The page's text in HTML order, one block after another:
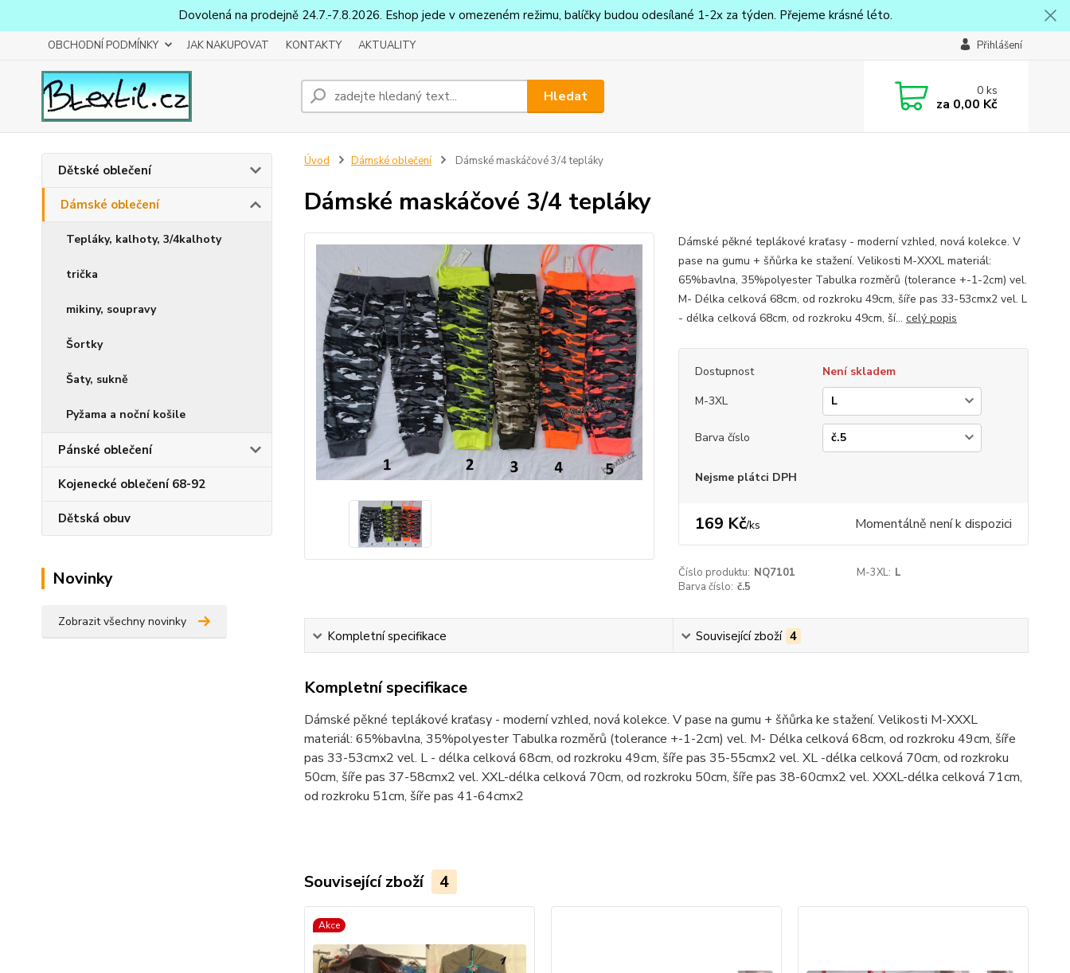
Dovolená na prodejně 24.7.-7.8.2026. Eshop jede v omezeném režimu, balíčky budou odesílané 1-2x za týden. Přejeme krásné léto.
OBCHODNÍ PODMÍNKY JAK NAKUPOVAT KONTAKTY AKTUALITY Přihlášení
Hledat 0ks
za 0,00 Kč
Dětské oblečení
Dámské oblečení
Tepláky, kalhoty, 3/4kalhoty
trička
mikiny, soupravy
Šortky
Šaty, sukně
Pyžama a noční košile
Pánské oblečení
Kojenecké oblečení 68-92
Dětská obuv
Novinky
Zobrazit všechny novinky
Úvod Dámské oblečení Dámské maskáčové 3/4 tepláky
Dámské maskáčové 3/4 tepláky
Dámské pěkné teplákové kraťasy - moderní vzhled, nová kolekce. V
pase na gumu + šňůrka ke stažení. Velikosti M-XXXL materiál:
65%bavlna, 35%polyester Tabulka rozměrů (tolerance +-1-2cm) vel.
M- Délka celková 68cm, od rozkroku 49cm, šíře pas 33-53cmx2 vel. L
- délka celková 68cm, od rozkroku 49cm, ší... celý popis
Dostupnost
Není skladem
M-3XL
Barva číslo
Nejsme plátci DPH
169 Kč/ks Momentálně není k dispozici
Číslo produktu: NQ7101 M-3XL: L
Barva číslo: č.5
Kompletní specifikace Související zboží 4
Kompletní specifikace
Dámské pěkné teplákové kraťasy - moderní vzhled, nová kolekce. V pase na gumu + šňůrka ke stažení. Velikosti M-XXXL
materiál: 65%bavlna, 35%polyester Tabulka rozměrů (tolerance +-1-2cm) vel. M- Délka celková 68cm, od rozkroku 49cm, šíře
pas 33-53cmx2 vel. L - délka celková 68cm, od rozkroku 49cm, šíře pas 35-55cmx2 vel. XL -délka celková 70cm, od rozkroku
50cm, šíře pas 37-58cmx2 vel. XXL-délka celková 70cm, od rozkroku 50cm, šíře pas 38-60cmx2 vel. XXXL-délka celková 71cm,
od rozkroku 51cm, šíře pas 41-64cmx2
Související zboží 4
Akce